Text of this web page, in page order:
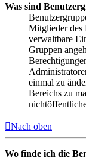
Was sind
Mitglieder des
verwaltbare
Gruppen
einmal zu
Bereichs zu
Nach oben
Wo finde ich die